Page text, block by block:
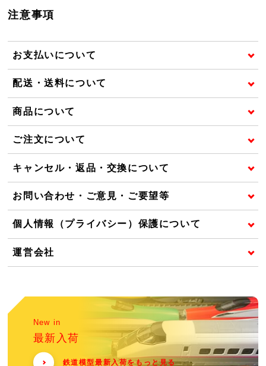
注意事項
お支払いについて
配送・送料について
商品について
ご注文について
キャンセル・返品・交換について
お問い合わせ・ご意見・ご要望等
個人情報（プライバシー）保護について
運営会社
New in
最新入荷
鉄道模型最新入荷をもっと見る